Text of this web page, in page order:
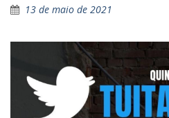
13 de maio de 2021